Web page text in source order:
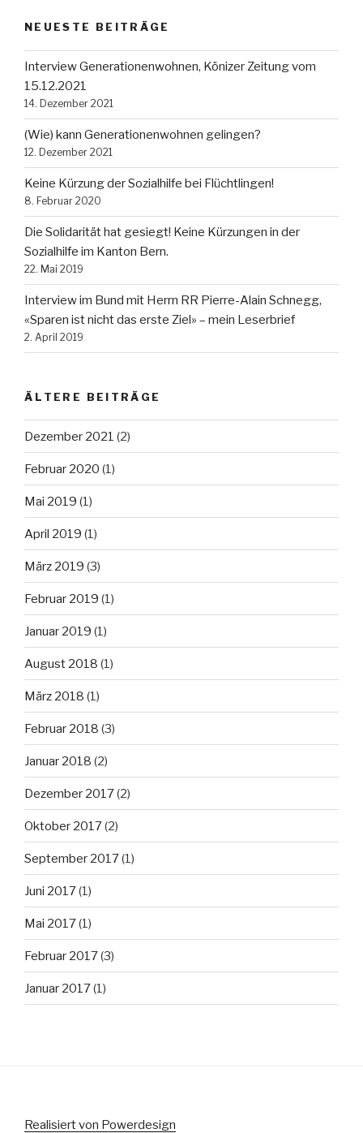
NEUESTE BEITRÄGE
Interview Generationenwohnen, Könizer Zeitung vom
15.12.2021
14. Dezember 2021
(Wie) kann Generationenwohnen gelingen?
12. Dezember 2021
Keine Kürzung der Sozialhilfe bei Flüchtlingen!
8. Februar 2020
Die Solidarität hat gesiegt! Keine Kürzungen in der
Sozialhilfe im Kanton Bern.
22. Mai 2019
Interview im Bund mit Herrn RR Pierre-Alain Schnegg,
«Sparen ist nicht das erste Ziel» – mein Leserbrief
2. April 2019
ÄLTERE BEITRÄGE
Dezember 2021 (2)
Februar 2020 (1)
Mai 2019 (1)
April 2019 (1)
März 2019 (3)
Februar 2019 (1)
Januar 2019 (1)
August 2018 (1)
März 2018 (1)
Februar 2018 (3)
Januar 2018 (2)
Dezember 2017(2)
Oktober 2017(2)
September 2017(1)
Juni 2017(1)
Mai 2017(1)
Februar 2017(3)
Januar 2017(1)
Realisiert von Powerdesign